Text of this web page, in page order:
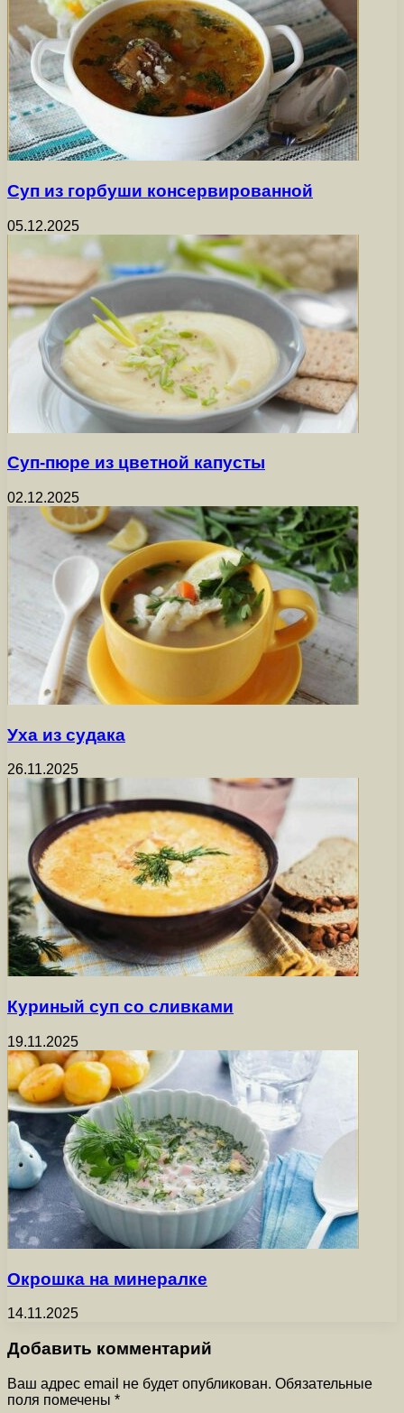
Суп из горбуши консервированной
05.12.2025
Суп-пюре из цветной капусты
02.12.2025
Уха из судака
26.11.2025
Куриный суп со сливками
19.11.2025
Окрошка на минералке
14.11.2025
Добавить комментарий
Ваш адрес email не будет опубликован. Обязательные
поля помечены *